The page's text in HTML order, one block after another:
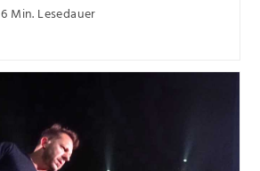
6 Min. Lesedauer